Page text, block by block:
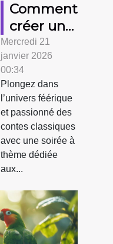
Comment
créer une
soirée à
thème
autour du
conte
classique
des
amoureux
maudits ?
Mercredi 21
janvier 2026
00:34
Plongez dans
l’univers féérique
et passionné des
contes classiques
avec une soirée à
thème dédiée
aux...